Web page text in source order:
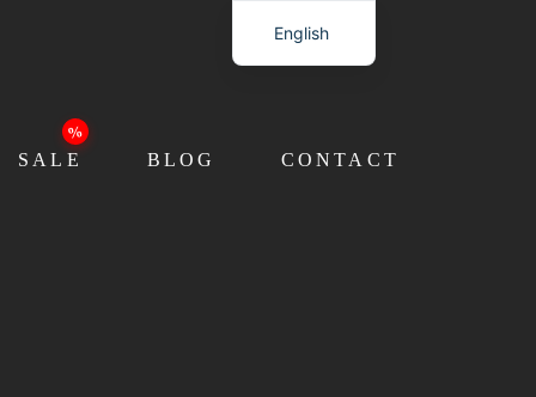
SALE BLOG CONTACT
English